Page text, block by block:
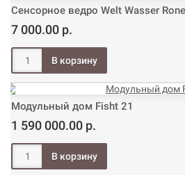
Сенсорное ведро Welt Wasser
7 000.00 р.
Модульный дом Fisht 21
1 590 000.00 р.